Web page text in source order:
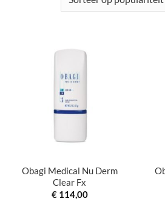
Obagi Medical Nu Derm
Clear Fx
€114,00